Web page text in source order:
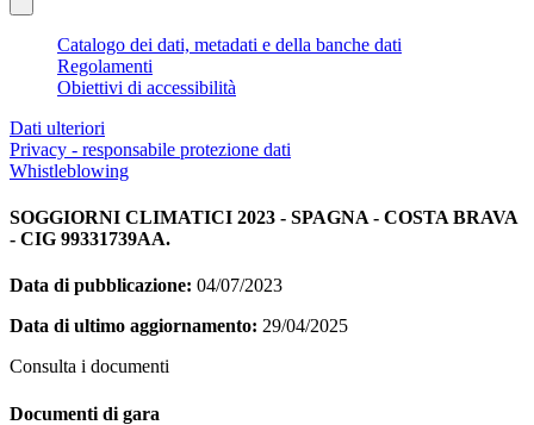
Catalogo dei dati, metadati e della banche dati
Regolamenti
Obiettivi di accessibilità
Dati ulteriori
Privacy - responsabile protezione dati
Whistleblowing
SOGGIORNI CLIMATICI 2023 - SPAGNA - COSTA BRAVA
- CIG 99331739AA.
Data di pubblicazione: 04/07/2023
Data di ultimo aggiornamento: 29/04/2025
Consulta i documenti
Documenti di gara